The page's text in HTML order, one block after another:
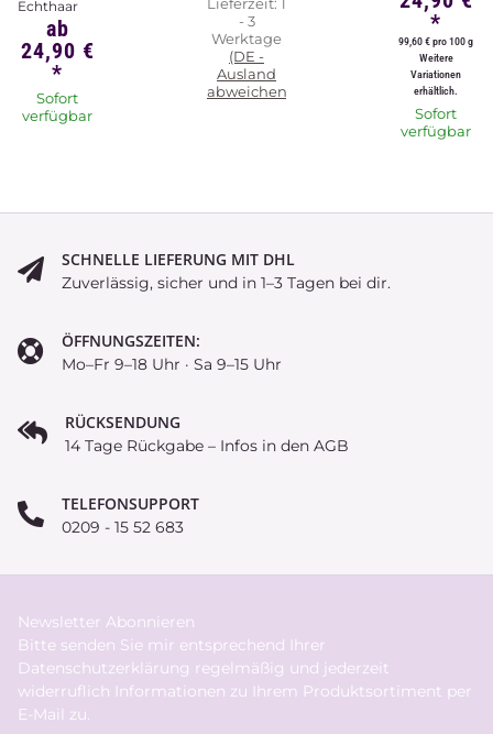
Echthaar
ab
24,90 €
*
Sofort
verfügbar
- 3
Werktage
(DE -
Ausland
abweichend)
*
99,60 € pro 100 g
Weitere
Variationen
erhältlich.
Sofort
verfügbar
SCHNELLE LIEFERUNG MIT DHL
Zuverlässig, sicher und in 1–3 Tagen bei dir.
ÖFFNUNGSZEITEN:
Mo–Fr 9–18 Uhr · Sa 9–15 Uhr
RÜCKSENDUNG
14 Tage Rückgabe – Infos in den AGB
TELEFONSUPPORT
0209 - 15 52 683
Newsletter Abonnieren
Bitte senden Sie mir entsprechend Ihrer
Datenschutzerklärung regelmäßig und jederzeit
widerruflich Informationen zu Ihrem Produktsortiment per
E-Mail zu.